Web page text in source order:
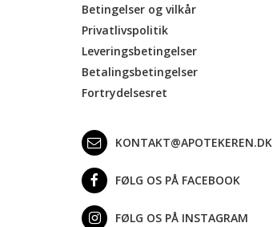
Betingelser og vilkår
Privatlivspolitik
Leveringsbetingelser
Betalingsbetingelser
Fortrydelsesret
KONTAKT@APOTEKEREN.DK
FØLG OS PÅ FACEBOOK
FØLG OS PÅ INSTAGRAM